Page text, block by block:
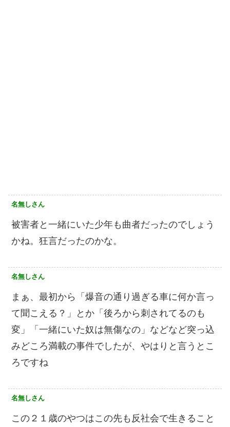
名無しさん
被害者と一緒にいた少年も曲者だったのでしょう
かね。狂言だったのかな。
名無しさん
まぁ、最初から「爆音の通り過ぎる車に何か言っ
て聞こえる？」とか「後ろから刺されてるのも
変」「一緒にいた奴は無傷なの」などなど突っ込
みどころ満載の事件でしたが、やはりと言うとこ
ろですね
名無しさん
この２１歳のやつはこの先も反社会で生きること